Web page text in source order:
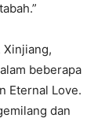
Xinjiang,
beberapa
Eternal Love.
dan